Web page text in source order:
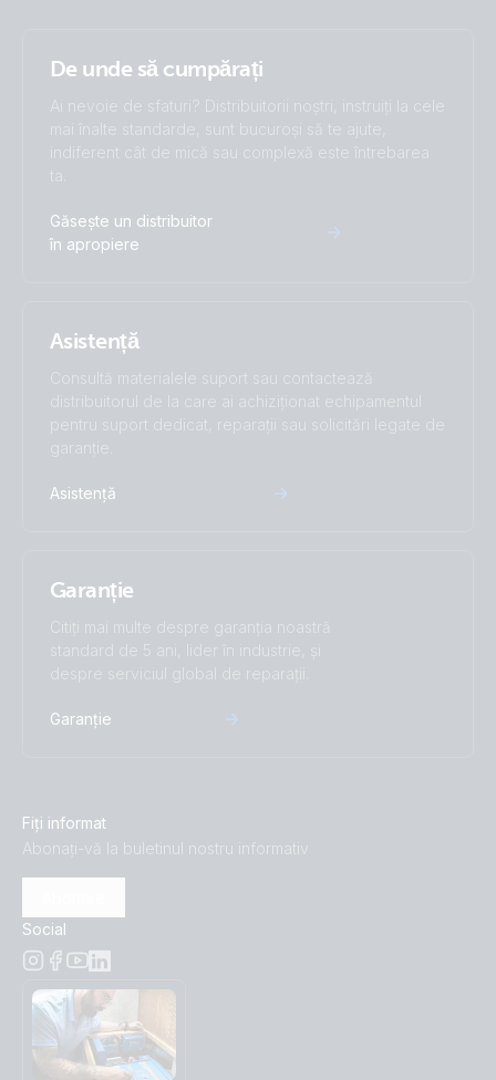
De unde să cumpărați
Ai nevoie de sfaturi? Distribuitorii noștri, instruiți la cele
mai înalte standarde, sunt bucuroși să te ajute,
indiferent cât de mică sau complexă este întrebarea
ta.
Găsește un distribuitor
în apropiere
Asistență
Consultă materialele suport sau contactează
distribuitorul de la care ai achiziționat echipamentul
pentru suport dedicat, reparații sau solicitări legate de
garanție.
Asistență
Garanție
Citiți mai multe despre garanția noastră
standard de 5 ani, lider în industrie, și
despre serviciul global de reparații.
Garanție
Fiți informat
Abonați-vă la buletinul nostru informativ
Social